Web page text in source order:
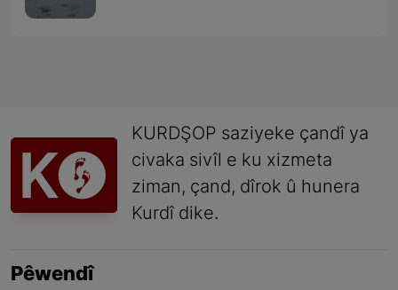
KURDŞOP saziyeke çandî ya
civaka sivîl e ku xizmeta
ziman, çand, dîrok û hunera
Kurdî dike.
Pêwendî